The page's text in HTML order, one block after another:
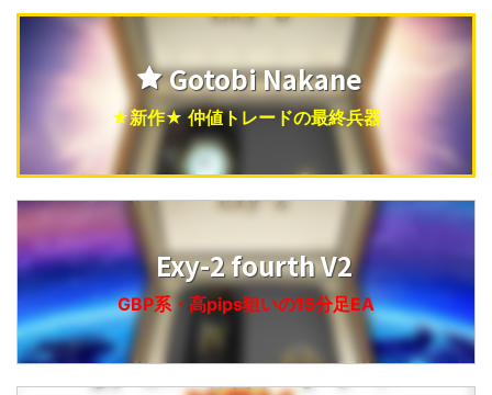
Gotobi Nakane
★新作★ 仲値トレードの最終兵器
Exy-2 fourth V2
GBP系・高pips狙いの15分足EA